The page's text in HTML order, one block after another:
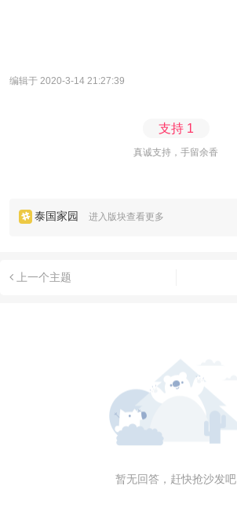
编辑于 2020-3-14 21:27:39
支持1
真诚支持，手留余香
泰国家园 进入版块查看更多
上一个主题
暂无回答，赶快抢沙发吧